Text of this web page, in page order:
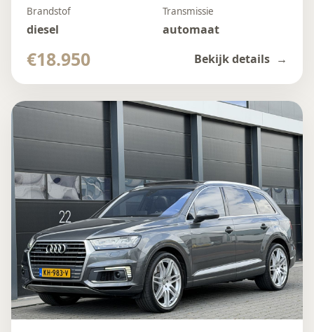
Brandstof
diesel
Transmissie
automaat
€18.950 Bekijk details